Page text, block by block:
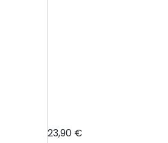
23,90 €